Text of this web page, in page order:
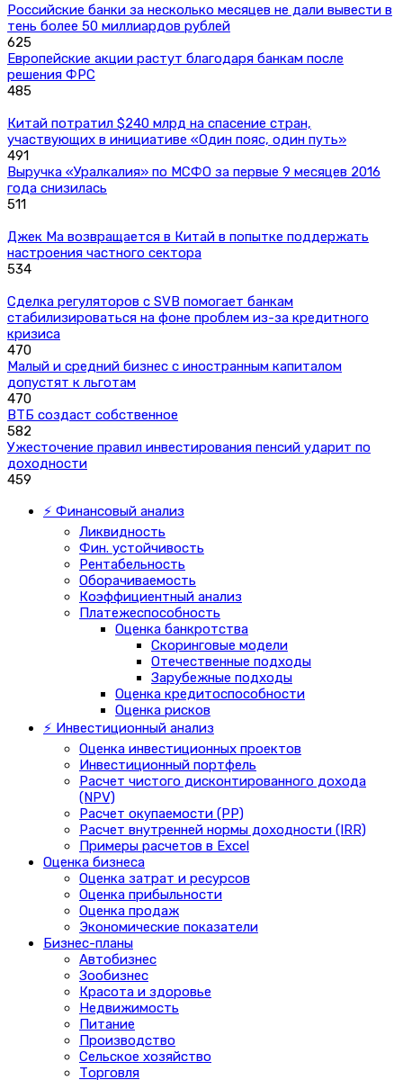
Российские банки за несколько месяцев не дали вывести в
тень более 50 миллиардов рублей
625
Европейские акции растут благодаря банкам после
решения ФРС
485
Китай потратил $240 млрд на спасение стран,
участвующих в инициативе «Один пояс, один путь»
491
Выручка «Уралкалия» по МСФО за первые 9 месяцев 2016
года снизилась
511
Джек Ма возвращается в Китай в попытке поддержать
настроения частного сектора
534
Сделка регуляторов с SVB помогает банкам
стабилизироваться на фоне проблем из-за кредитного
кризиса
470
Малый и средний бизнес с иностранным капиталом
допустят к льготам
470
ВТБ создаст собственное
582
Ужесточение правил инвестирования пенсий ударит по
доходности
459
⚡ Финансовый анализ
Ликвидность
Фин. устойчивость
Рентабельность
Оборачиваемость
Коэффициентный анализ
Платежеспособность
Оценка банкротства
Скоринговые модели
Отечественные подходы
Зарубежные подходы
Оценка кредитоспособности
Оценка рисков
⚡ Инвестиционный анализ
Оценка инвестиционных проектов
Инвестиционный портфель
Расчет чистого дисконтированного дохода
(NPV)
Расчет окупаемости (PP)
Расчет внутренней нормы доходности (IRR)
Примеры расчетов в Excel
Оценка бизнеса
Оценка затрат и ресурсов
Оценка прибыльности
Оценка продаж
Экономические показатели
Бизнес-планы
Автобизнес
Зообизнес
Красота и здоровье
Недвижимость
Питание
Производство
Сельское хозяйство
Торговля